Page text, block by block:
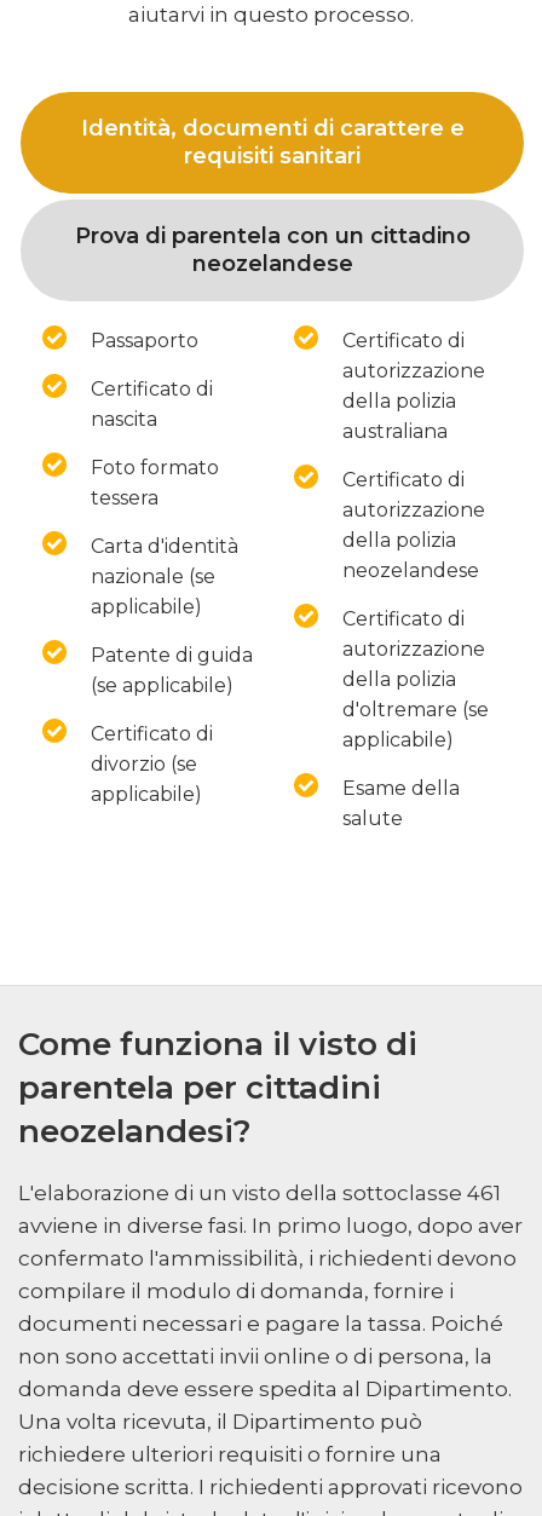
aiutarvi in questo processo.
Identità, documenti di carattere e
requisiti sanitari
Prova di parentela con un cittadino
neozelandese
Passaporto
Certificato di
nascita
Foto formato
tessera
Carta d'identità
nazionale (se
applicabile)
Patente di guida
(se applicabile)
Certificato di
divorzio (se
applicabile)
Certificato di
autorizzazione
della polizia
australiana
Certificato di
autorizzazione
della polizia
neozelandese
Certificato di
autorizzazione
della polizia
d'oltremare (se
applicabile)
Esame della
salute
Come funziona il visto di
parentela per cittadini
neozelandesi?
L'elaborazione di un visto della sottoclasse 461
avviene in diverse fasi. In primo luogo, dopo aver
confermato l'ammissibilità, i richiedenti devono
compilare il modulo di domanda, fornire i
documenti necessari e pagare la tassa. Poiché
non sono accettati invii online o di persona, la
domanda deve essere spedita al Dipartimento.
Una volta ricevuta, il Dipartimento può
richiedere ulteriori requisiti o fornire una
decisione scritta. I richiedenti approvati ricevono